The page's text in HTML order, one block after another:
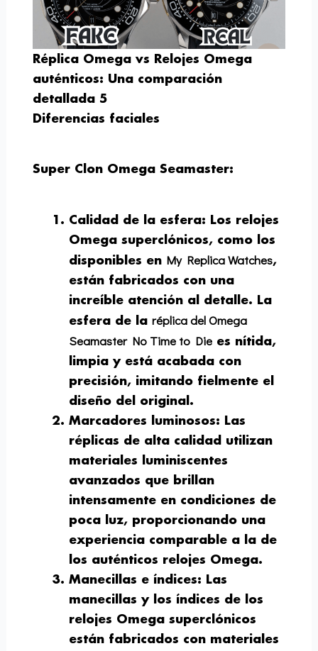
Réplica Omega vs Relojes Omega
auténticos: Una comparación
detallada 5
Diferencias faciales
Super Clon Omega Seamaster:
Calidad de la esfera: Los relojes
Omega superclónicos, como los
disponibles en My Replica Watches,
están fabricados con una
increíble atención al detalle. La
esfera de laréplica del Omega
Seamaster No Time to Die es nítida,
limpia y está acabada con
precisión, imitando fielmente el
diseño del original.
Marcadores luminosos: Las
réplicas de alta calidad utilizan
materiales luminiscentes
avanzados que brillan
intensamente en condiciones de
poca luz, proporcionando una
experiencia comparable a la de
los auténticos relojes Omega.
Manecillas e índices: Las
manecillas y los índices de los
relojes Omega superclónicos
están fabricados con materiales